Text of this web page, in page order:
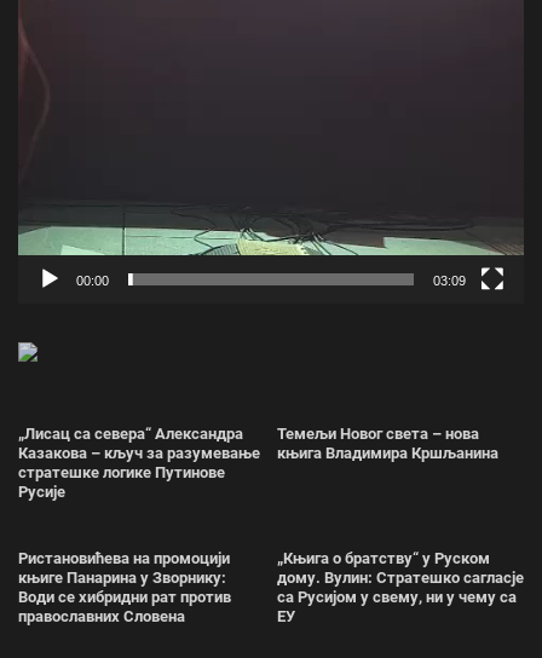
00:00 03:09
„Лисац са севера“ Александра
Казакова – кључ за разумевање
стратешке логике Путинове
Русије
Темељи Новог света – нова
књига Владимира Кршљанина
Ристановићева на промоцији
књиге Панарина у Зворнику:
Води се хибридни рат против
православних Словена
„Књига о братству“ у Руском
дому. Вулин: Стратешко сагласје
са Русијом у свему, ни у чему са
ЕУ